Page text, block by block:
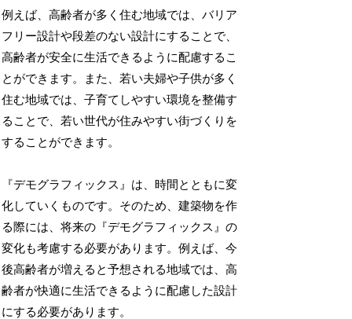
例えば、高齢者が多く住む地域では、バリア
フリー設計や段差のない設計にすることで、
高齢者が安全に生活できるように配慮するこ
とができます。また、若い夫婦や子供が多く
住む地域では、子育てしやすい環境を整備す
ることで、若い世代が住みやすい街づくりを
することができます。
『デモグラフィックス』は、時間とともに変
化していくものです。そのため、建築物を作
る際には、将来の『デモグラフィックス』の
変化も考慮する必要があります。例えば、今
後高齢者が増えると予想される地域では、高
齢者が快適に生活できるように配慮した設計
にする必要があります。